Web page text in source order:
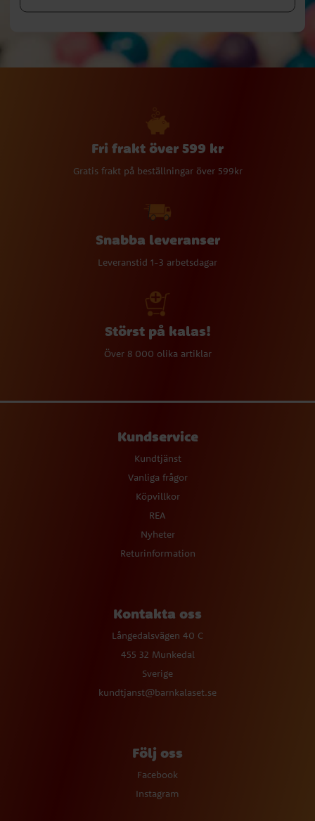
Fri frakt över 599 kr
Gratis frakt på beställningar över 599kr
Snabba leveranser
Leveranstid 1-3 arbetsdagar
Störst på kalas!
Över 8 000 olika artiklar
Kundservice
Kundtjänst
Vanliga frågor
Köpvillkor
REA
Nyheter
Returinformation
Kontakta oss
Långedalsvägen 40 C
455 32 Munkedal
Sverige
kundtjanst@barnkalaset.se
Följ oss
Facebook
Instagram